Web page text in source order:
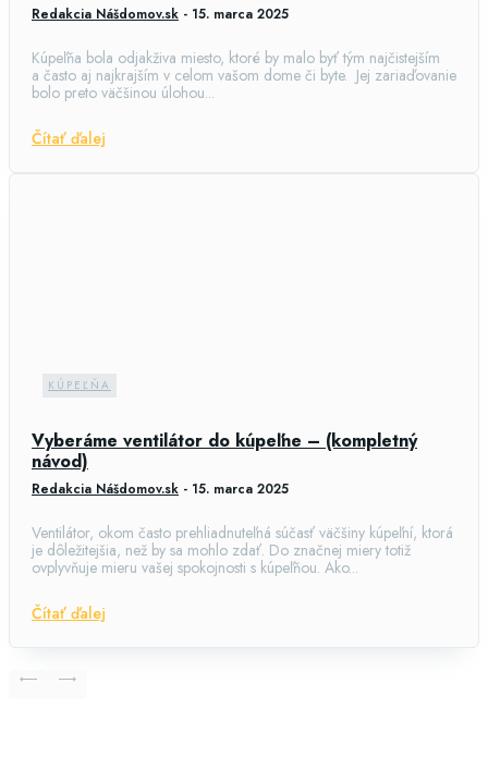
Redakcia Nášdomov.sk - 15. marca 2025
Kúpeľňa bola odjakživa miesto, ktoré by malo byť tým najčistejším
a často aj najkrajším v celom vašom dome či byte. Jej zariaďovanie
bolo preto väčšinou úlohou...
Čítať ďalej
KÚPEĽŇA
Vyberáme ventilátor do kúpeľne – (kompletný
návod)
Redakcia Nášdomov.sk - 15. marca 2025
Ventilátor, okom často prehliadnuteľná súčasť väčšiny kúpeľní, ktorá
je dôležitejšia, než by sa mohlo zdať. Do značnej miery totiž
ovplyvňuje mieru vašej spokojnosti s kúpeľňou. Ako...
Čítať ďalej